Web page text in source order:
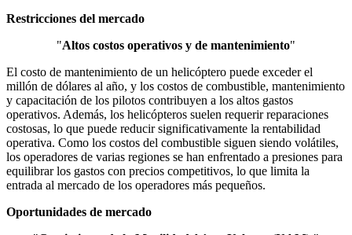
Restricciones del mercado
"Altos costos operativos y de mantenimiento"
El costo de mantenimiento de un helicóptero puede exceder el
millón de dólares al año, y los costos de combustible, mantenimiento
y capacitación de los pilotos contribuyen a los altos gastos
operativos. Además, los helicópteros suelen requerir reparaciones
costosas, lo que puede reducir significativamente la rentabilidad
operativa. Como los costos del combustible siguen siendo volátiles,
los operadores de varias regiones se han enfrentado a presiones para
equilibrar los gastos con precios competitivos, lo que limita la
entrada al mercado de los operadores más pequeños.
Oportunidades de mercado